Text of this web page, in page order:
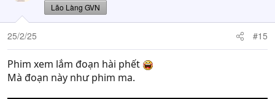
Lão Làng GVN
25/2/25 #15
Phim xem lắm đoạn hài phết
Mà đoạn này như phim ma.